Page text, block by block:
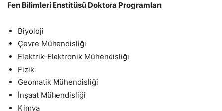
Fen Bilimleri Enstitüsü Doktora Programları
Biyoloji
Çevre Mühendisliği
Elektrik-Elektronik Mühendisliği
Fizik
Geomatik Mühendisliği
İnşaat Mühendisliği
Kimya